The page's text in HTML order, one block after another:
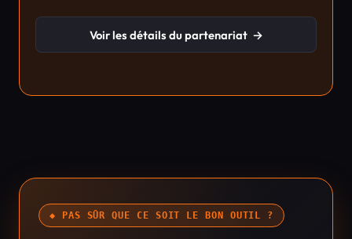
Voir les détails du partenariat →
◆ PAS SÛR QUE CE SOIT LE BON OUTIL ?